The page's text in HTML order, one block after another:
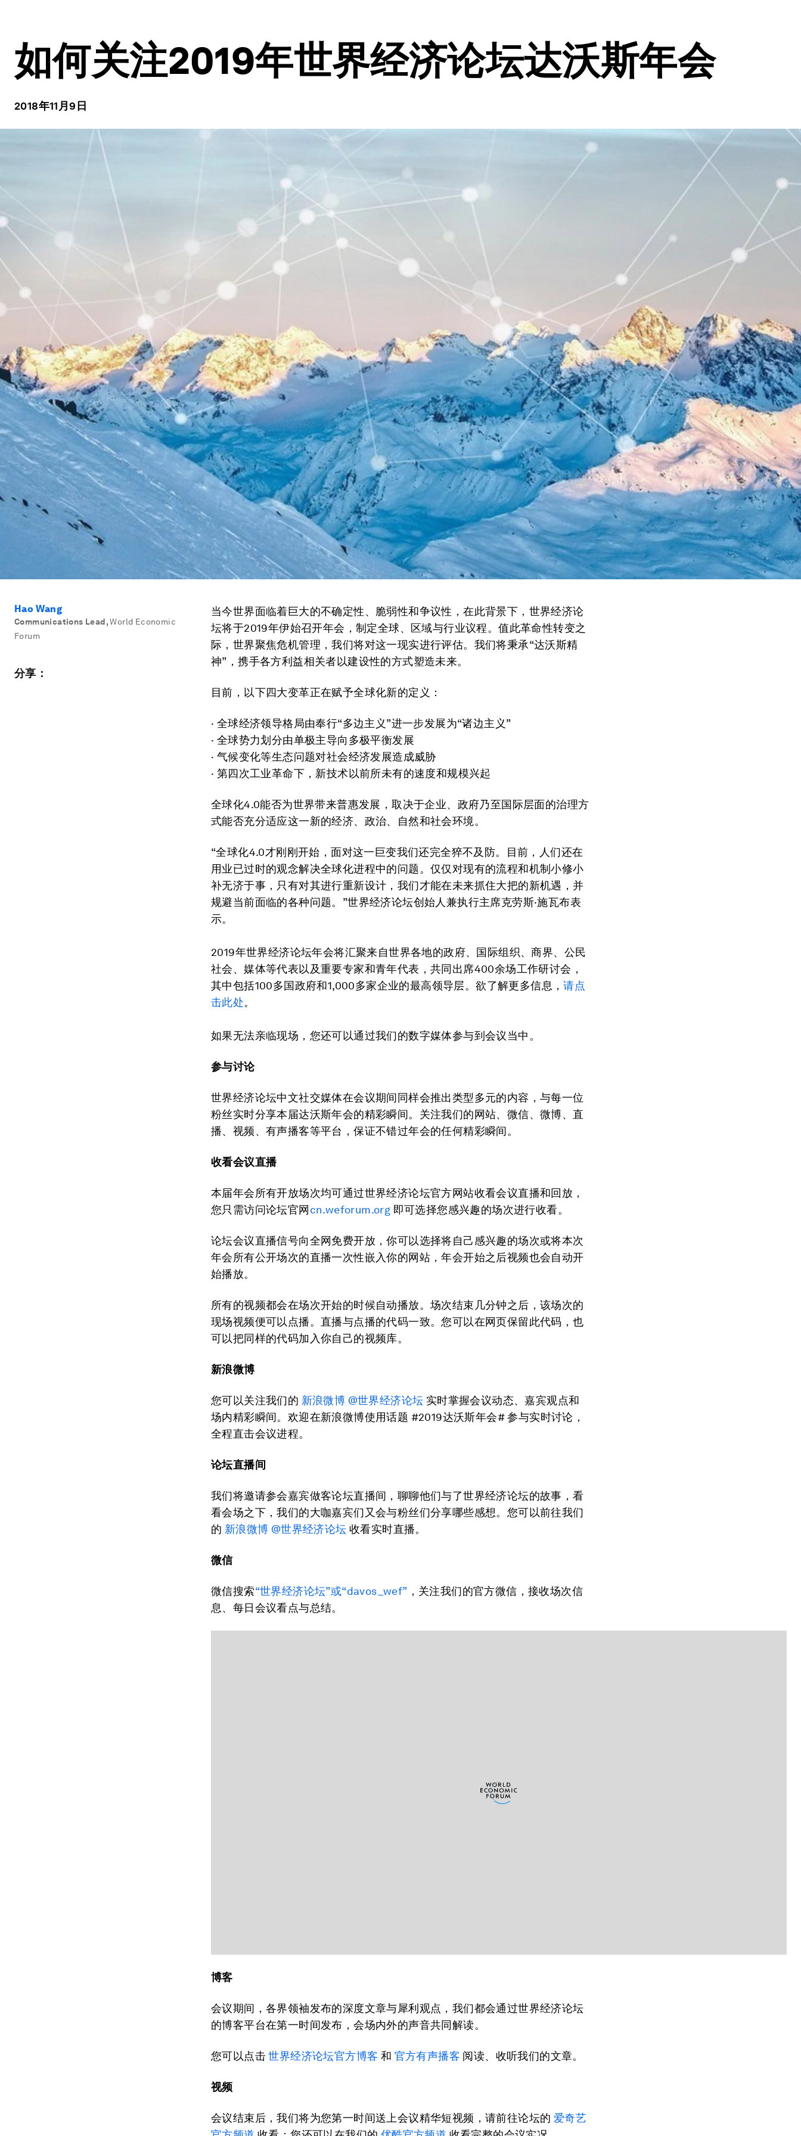
如何关注2019年世界经济论坛达沃斯年会
2018年11月9日
Hao Wang
Communications Lead, World Economic
Forum
分享：
当今世界面临着巨大的不确定性、脆弱性和争议性，在此背景下，世界经济论
坛将于2019年伊始召开年会，制定全球、区域与行业议程。值此革命性转变之
际，世界聚焦危机管理，我们将对这一现实进行评估。我们将秉承“达沃斯精
神”，携手各方利益相关者以建设性的方式塑造未来。
目前，以下四大变革正在赋予全球化新的定义：
· 全球经济领导格局由奉行“多边主义”进一步发展为“诸边主义”
· 全球势力划分由单极主导向多极平衡发展
· 气候变化等生态问题对社会经济发展造成威胁
· 第四次工业革命下，新技术以前所未有的速度和规模兴起
全球化4.0能否为世界带来普惠发展，取决于企业、政府乃至国际层面的治理方
式能否充分适应这一新的经济、政治、自然和社会环境。
“全球化4.0才刚刚开始，面对这一巨变我们还完全猝不及防。目前，人们还在
用业已过时的观念解决全球化进程中的问题。仅仅对现有的流程和机制小修小
补无济于事，只有对其进行重新设计，我们才能在未来抓住大把的新机遇，并
规避当前面临的各种问题。”世界经济论坛创始人兼执行主席克劳斯·施瓦布表
示。
2019年世界经济论坛年会将汇聚来自世界各地的政府、国际组织、商界、公民
社会、媒体等代表以及重要专家和青年代表，共同出席400余场工作研讨会，
其中包括100多国政府和1,000多家企业的最高领导层。欲了解更多信息，请点
击此处。
如果无法亲临现场，您还可以通过我们的数字媒体参与到会议当中。
参与讨论
世界经济论坛中文社交媒体在会议期间同样会推出类型多元的内容，与每一位
粉丝实时分享本届达沃斯年会的精彩瞬间。关注我们的网站、微信、微博、直
播、视频、有声播客等平台，保证不错过年会的任何精彩瞬间。
收看会议直播
本届年会所有开放场次均可通过世界经济论坛官方网站收看会议直播和回放，
您只需访问论坛官网 cn.weforum.org 即可选择您感兴趣的场次进行收看。
论坛会议直播信号向全网免费开放，你可以选择将自己感兴趣的场次或将本次
年会所有公开场次的直播一次性嵌入你的网站，年会开始之后视频也会自动开
始播放。
所有的视频都会在场次开始的时候自动播放。场次结束几分钟之后，该场次的
现场视频便可以点播。直播与点播的代码一致。您可以在网页保留此代码，也
可以把同样的代码加入你自己的视频库。
新浪微博
您可以关注我们的 新浪微博 @世界经济论坛 实时掌握会议动态、嘉宾观点和
场内精彩瞬间。欢迎在新浪微博使用话题 #2019达沃斯年会# 参与实时讨论，
全程直击会议进程。
论坛直播间
我们将邀请参会嘉宾做客论坛直播间，聊聊他们与了世界经济论坛的故事，看
看会场之下，我们的大咖嘉宾们又会与粉丝们分享哪些感想。您可以前往我们
的 新浪微博 @世界经济论坛 收看实时直播。
微信
微信搜索“世界经济论坛”或“davos_wef” ，关注我们的官方微信，接收场次信
息、每日会议看点与总结。
博客
会议期间，各界领袖发布的深度文章与犀利观点，我们都会通过世界经济论坛
的博客平台在第一时间发布，会场内外的声音共同解读。
您可以点击世界经济论坛官方博客 和 官方有声播客 阅读、收听我们的文章。
视频
会议结束后，我们将为您第一时间送上会议精华短视频，请前往论坛的 爱奇艺